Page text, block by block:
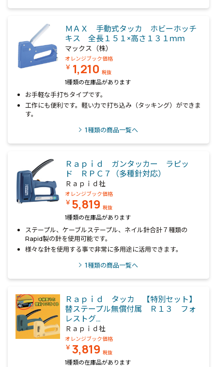
ＭＡＸ 手動式タッカ ホビーホッチ
キス 全長１５１×高さ１３１ｍｍ
マックス（株）
オレンジブック価格
￥ 1,210 税抜
1種類の在庫品があります
お手軽な手打ちタイプです。
工作にも便利です。軽い力で打ち込み（タッキング）ができま
す。
1種類の商品一覧へ
Ｒａｐｉｄ ガンタッカー ラピッ
ド ＲＰＣ７（多種針対応）
Ｒａｐｉｄ社
オレンジブック価格
￥ 5,819 税抜
1種類の在庫品があります
ステープル、ケーブルステープル、ネイル針合計７種類の
Rapid製の針を使用可能です。
様々な針を使用する事で非常に多用途に活用できます。
1種類の商品一覧へ
Ｒａｐｉｄ タッカ 【特別セット】
替ステープル無償付属 Ｒ１３ フォ
レストグ…
Ｒａｐｉｄ社
オレンジブック価格
￥ 3,819 税抜
1種類の在庫品があります